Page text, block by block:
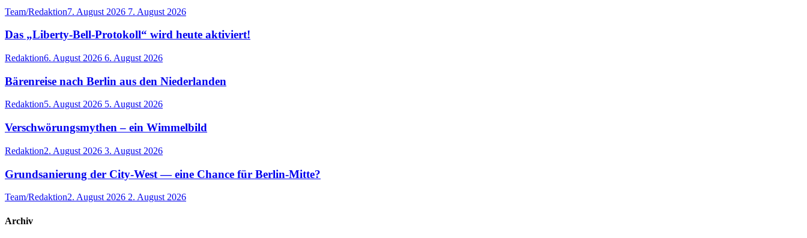
Team/Redaktion7. August 2026 7. August 2026
Das „Liberty-Bell-Protokoll“ wird heute aktiviert!
Redaktion6. August 2026 6. August 2026
Bärenreise nach Berlin aus den Niederlanden
Redaktion5. August 2026 5. August 2026
Verschwörungsmythen – ein Wimmelbild
Redaktion2. August 2026 3. August 2026
Grundsanierung der City-West — eine Chance für Berlin-Mitte?
Team/Redaktion2. August 2026 2. August 2026
Archiv